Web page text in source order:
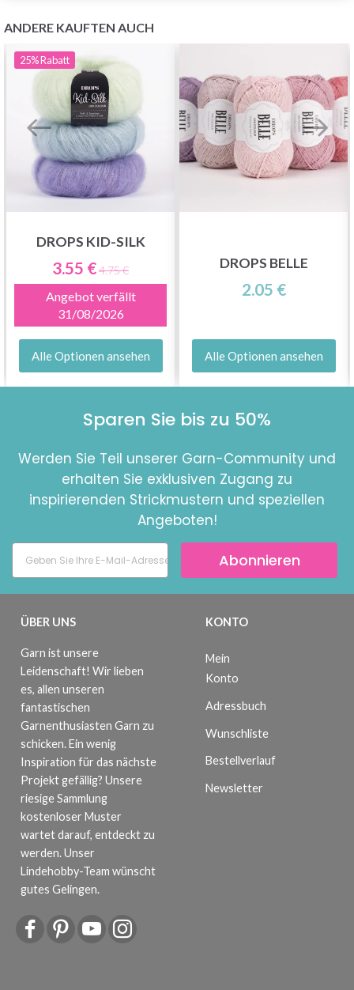
ANDERE KAUFTEN AUCH
25%Rabatt
DROPS KID-SILK
3.55 €4.75 €
Angebot verfällt
31/08/2026
Alle Optionen ansehen
DROPS BELLE
2.05 €
Alle Optionen ansehen
Sparen Sie bis zu 50%
Werden Sie Teil unserer Garn-Community und
erhalten Sie exklusiven Zugang zu
inspirierenden Strickmustern und speziellen
Angeboten!
Abonnieren
ÜBER UNS
Garn ist unsere
Leidenschaft! Wir lieben
es, allen unseren
fantastischen
Garnenthusiasten Garn zu
schicken. Ein wenig
Inspiration für das nächste
Projekt gefällig? Unsere
riesige Sammlung
kostenloser Muster
wartet darauf, entdeckt zu
werden. Unser
Lindehobby-Team wünscht
gutes Gelingen.
KONTO
Mein
Konto
Adressbuch
Wunschliste
Bestellverlauf
Newsletter